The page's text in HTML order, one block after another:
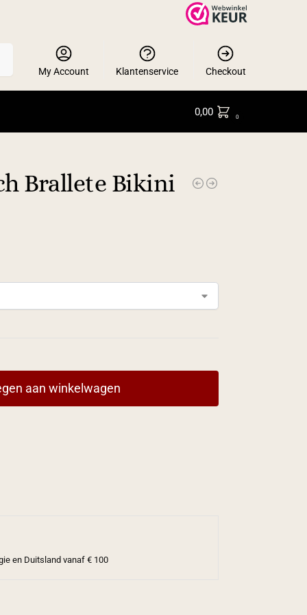
My Account Klantenservice Checkout
0,00 0
Brallete Bikini
aan winkelwagen
en Duitsland vanaf € 100